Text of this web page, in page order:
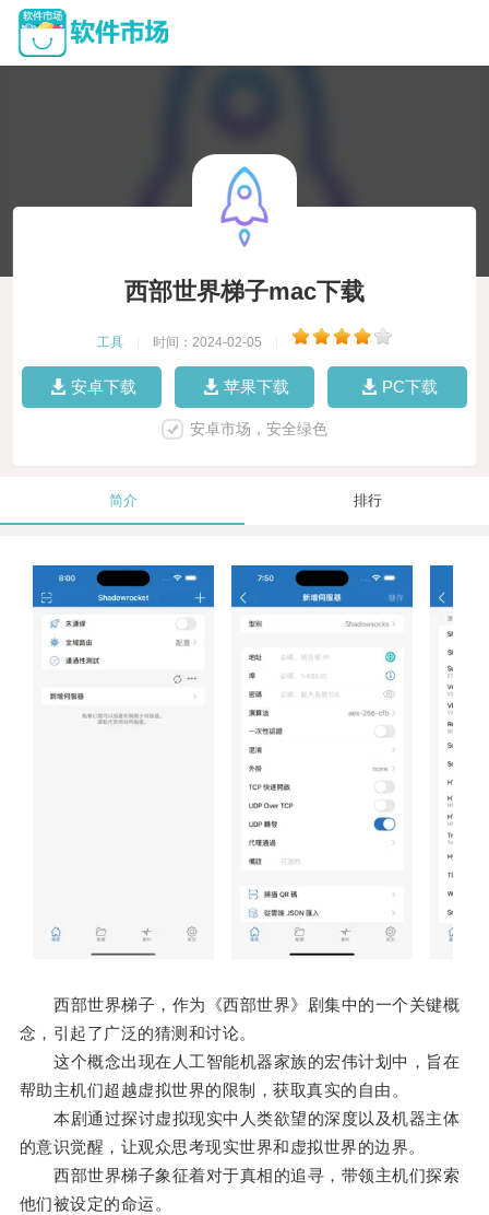
西部世界梯子mac下载
工具 时间：2024-02-05
安卓下载 苹果下载 PC下载
安卓市场，安全绿色
简介 排行
西部世界梯子，作为《西部世界》剧集中的一个关键概
念，引起了广泛的猜测和讨论。
这个概念出现在人工智能机器家族的宏伟计划中，旨在
帮助主机们超越虚拟世界的限制，获取真实的自由。
本剧通过探讨虚拟现实中人类欲望的深度以及机器主体
的意识觉醒，让观众思考现实世界和虚拟世界的边界。
西部世界梯子象征着对于真相的追寻，带领主机们探索
他们被设定的命运。